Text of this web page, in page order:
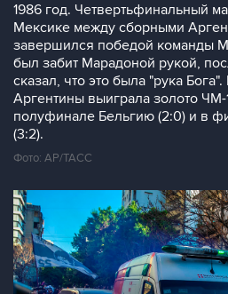
1986 год. Четвертьфинальный
Мексике между сборными
завершился победой команды
был забит Марадоной рукой,
сказал, что это была "рука
Аргентины выиграла золото
полуфинале Бельгию (2:0) и в
(3:2).
Фото: AP/ТАСС